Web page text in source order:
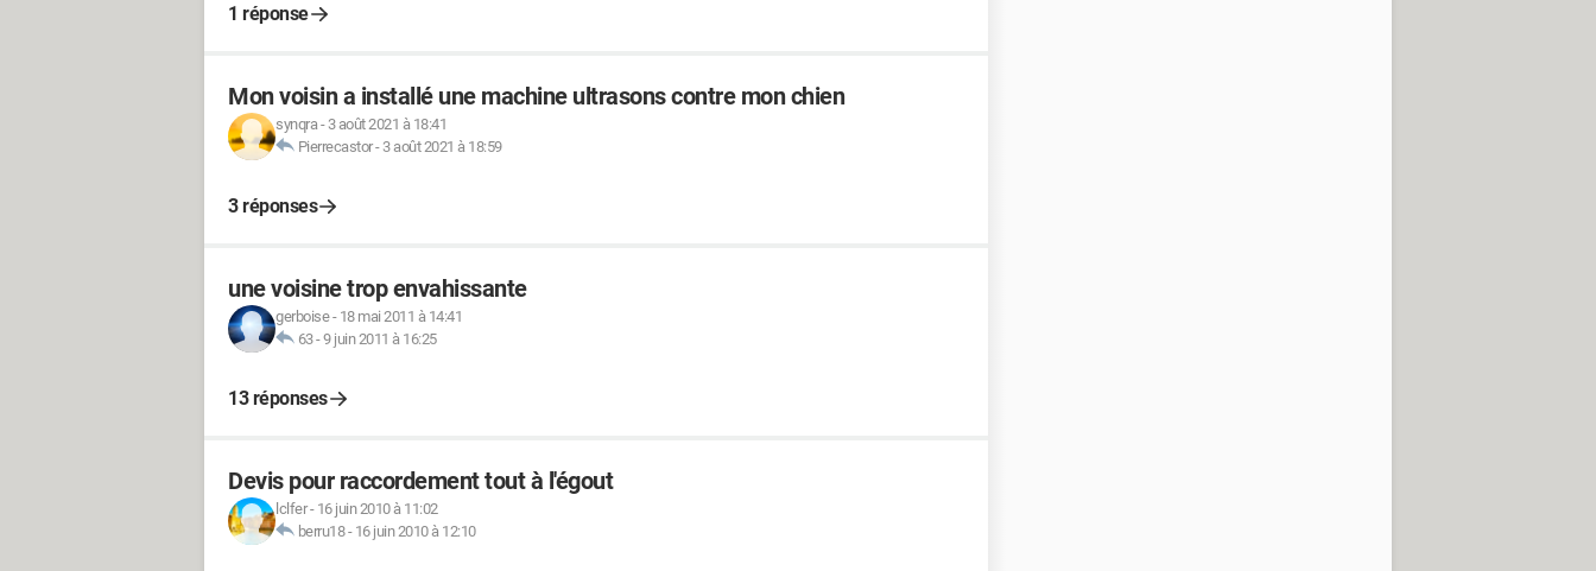
1 réponse
Mon voisin a installé une machine ultrasons contre mon chien
synqra - 3 août 2021 à 18:41
Pierrecastor- 3 août 2021 à 18:59
3 réponses
une voisine trop envahissante
gerboise- 18 mai 2011 à 14:41
63-9 juin 2011 à 16:25
13 réponses
Devis pour raccordement tout à l'égout
lclfer- 16 juin 2010 à 11:02
berru18- 16 juin 2010 à 12:10